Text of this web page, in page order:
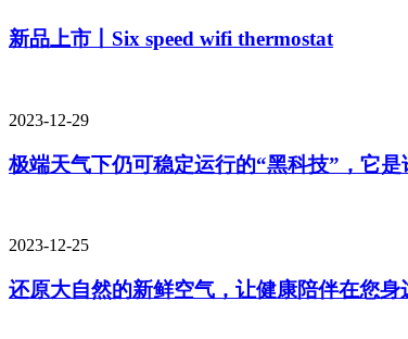
新品上市丨Six speed wifi thermostat
2023-12-29
极端天气下仍可稳定运行的“黑科技”，它是
2023-12-25
还原大自然的新鲜空气，让健康陪伴在您身